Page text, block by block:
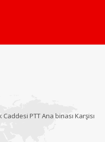
PTT Ana binası Karşisı